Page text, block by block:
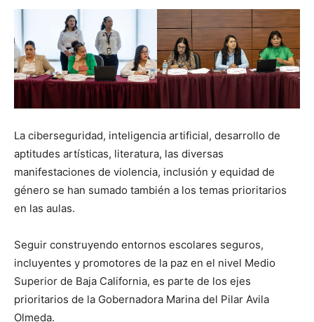
La ciberseguridad, inteligencia artificial, desarrollo de
aptitudes artísticas, literatura, las diversas
manifestaciones de violencia, inclusión y equidad de
género se han sumado también a los temas prioritarios
en las aulas.
Seguir construyendo entornos escolares seguros,
incluyentes y promotores de la paz en el nivel Medio
Superior de Baja California, es parte de los ejes
prioritarios de la Gobernadora Marina del Pilar Avila
Olmeda.